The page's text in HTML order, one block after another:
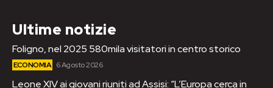
Ultime notizie
Foligno, nel 2025 580mila visitatori in centro storico
ECONOMIA 6 Agosto 2026
Leone XIV ai giovani riuniti ad Assisi: “L’Europa cerca in